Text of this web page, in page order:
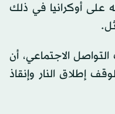
على أوكرانيا في ذلك
الاجتماعي، أن
إطلاق النار وإنقاذ